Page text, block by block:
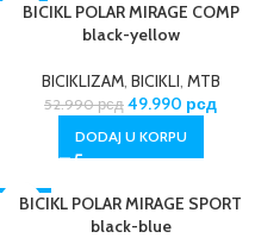
-6%
BICIKL POLAR MIRAGE COMP
black-yellow
BICIKLIZAM, BICIKLI, MTB
52.990рсд 49.990 рсд
DODAJ U KORPU
-14%
BICIKL POLAR MIRAGE SPORT
black-blue